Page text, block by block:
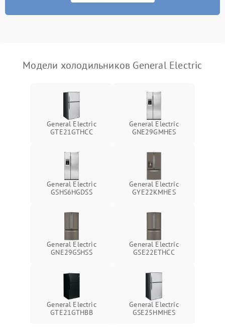
работе
2000 ₽ Подробнее →
Модели холодильников General Electric
General Electric
GTE21GTHCC
General Electric
GNE29GMHES
General Electric
GSHS6HGDSS
General Electric
GYE22KMHES
General Electric
GNE29GSHSS
General Electric
GSE22ETHCC
General Electric
GTE21GTHBB
General Electric
GSE25HMHES